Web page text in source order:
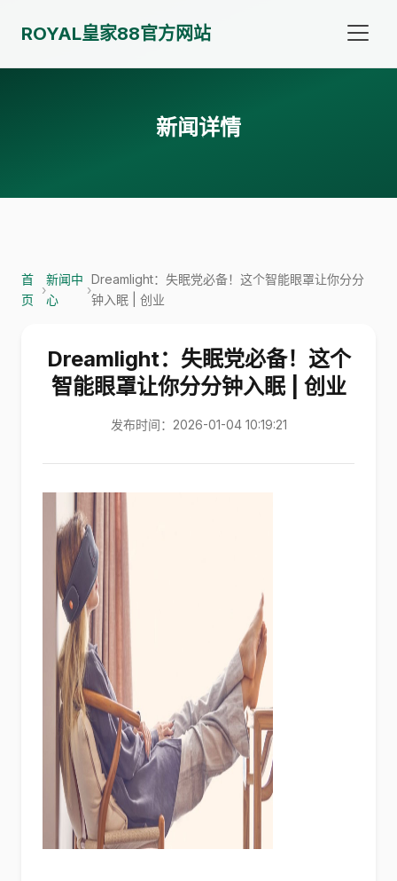
ROYAL皇家88官方网站
新闻详情
首
页
›
新闻中
心
›
Dreamlight：失眠党必备！这个智能眼罩让你分分
钟入眠 | 创业
Dreamlight：失眠党必备！这个
智能眼罩让你分分钟入眠 | 创业
发布时间：2026-01-04 10:19:21